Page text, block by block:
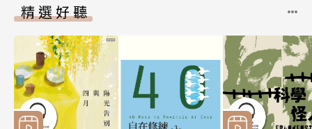
精選好聽